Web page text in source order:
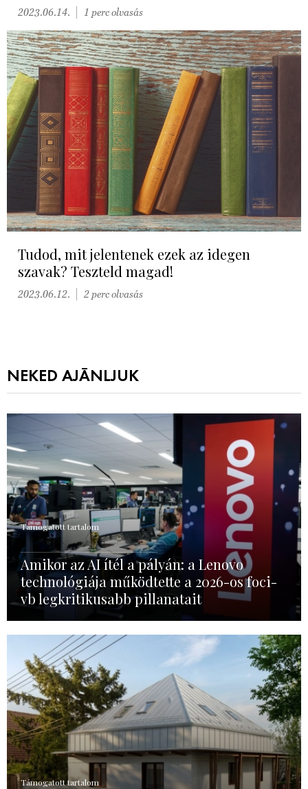
2023.06.14. 1 perc olvasás
Tudod, mit jelentenek ezek az idegen
szavak? Teszteld magad!
2023.06.12. 2 perc olvasás
NEKED AJÁNLJUK
Támogatott tartalom
Amikor az AI ítél a pályán: a Lenovo
technológiája működtette a 2026-os foci-
vb legkritikusabb pillanatait
Támogatott tartalom